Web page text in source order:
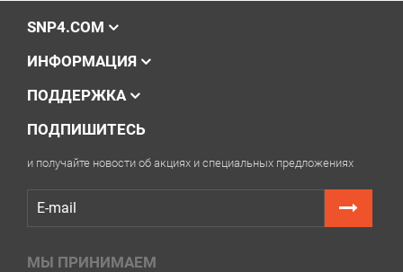
завершении сброса.
должна исчезнуть и печать станет доступна.
SNP4.COM
ИНФОРМАЦИЯ
ПОДДЕРЖКА
ПОДПИШИТЕСЬ
и получайте новости об акциях и специальных предложениях
МЫ ПРИНИМАЕМ